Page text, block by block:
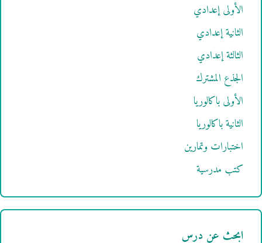
الأولى إعدادي
الثانية إعدادي
الثالثة إعدادي
الجذع المشترك
الأولى باكالوريا
الثانية باكالوريا
اختبارات وتمارين
كتب مدرسية
ابحث عن درس